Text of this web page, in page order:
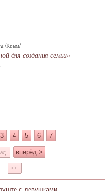
/Крым/
для создания семьи»
3 4 5 6 7
вперёд >
<<
с девушками